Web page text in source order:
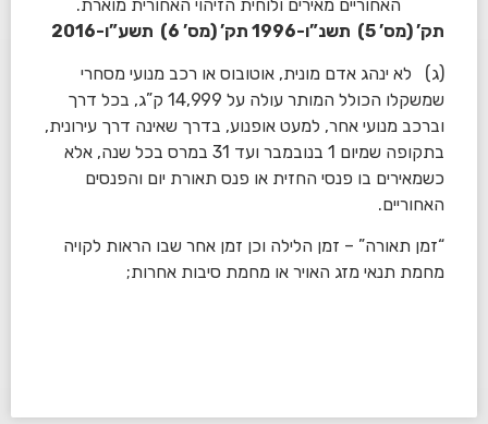
האחוריים מאירים ולוחית הזיהוי האחורית מוארת.
תק’ (מס’ 5) תשנ”ו-1996 תק’ (מס’ 6) תשע”ו-2016
(ג) לא ינהג אדם מונית, אוטובוס או רכב מנועי מסחרי
שמשקלו הכולל המותר עולה על 14,999 ק”ג, בכל דרך
וברכב מנועי אחר, למעט אופנוע, בדרך שאינה דרך עירונית,
בתקופה שמיום 1 בנובמבר ועד 31 במרס בכל שנה, אלא
כשמאירים בו פנסי החזית או פנס תאורת יום והפנסים
האחוריים.
“זמן תאורה” – זמן הלילה וכן זמן אחר שבו הראות לקויה
מחמת תנאי מזג האויר או מחמת סיבות אחרות;